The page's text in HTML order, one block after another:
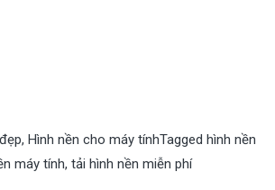
, Hình nền cho máy tínhTagged hình nền
máy tính, tải hình nền miễn phí